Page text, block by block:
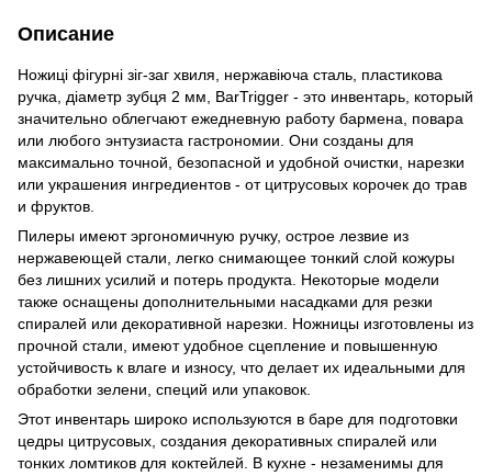
Описание
Ножиці фігурні зіг-заг хвиля, нержавіюча сталь, пластикова
ручка, діаметр зубця 2 мм, BarTrigger - это инвентарь, который
значительно облегчают ежедневную работу бармена, повара
или любого энтузиаста гастрономии. Они созданы для
максимально точной, безопасной и удобной очистки, нарезки
или украшения ингредиентов - от цитрусовых корочек до трав
и фруктов.
Пилеры имеют эргономичную ручку, острое лезвие из
нержавеющей стали, легко снимающее тонкий слой кожуры
без лишних усилий и потерь продукта. Некоторые модели
также оснащены дополнительными насадками для резки
спиралей или декоративной нарезки. Ножницы изготовлены из
прочной стали, имеют удобное сцепление и повышенную
устойчивость к влаге и износу, что делает их идеальными для
обработки зелени, специй или упаковок.
Этот инвентарь широко используются в баре для подготовки
цедры цитрусовых, создания декоративных спиралей или
тонких ломтиков для коктейлей. В кухне - незаменимы для